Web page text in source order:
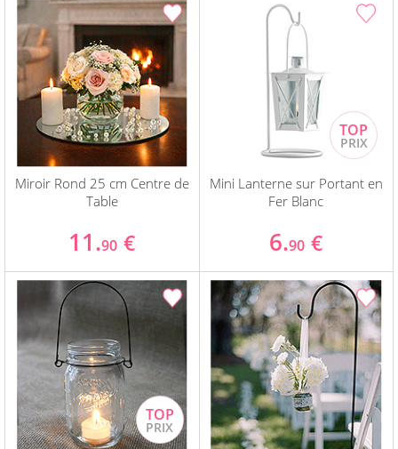
Miroir Rond 25 cm Centre de
Table
11.90 €
Mini Lanterne sur Portant en
Fer Blanc
6.90 €